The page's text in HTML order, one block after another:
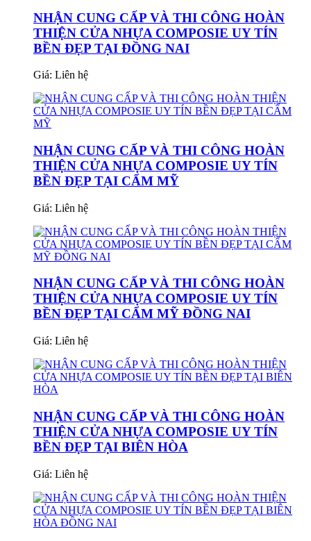
NHẬN CUNG CẤP VÀ THI CÔNG HOÀN
THIỆN CỬA NHỰA COMPOSIE UY TÍN
BỀN ĐẸP TẠI ĐỒNG NAI
Giá: Liên hệ
NHẬN CUNG CẤP VÀ THI CÔNG HOÀN
THIỆN CỬA NHỰA COMPOSIE UY TÍN
BỀN ĐẸP TẠI CẨM MỸ
Giá: Liên hệ
NHẬN CUNG CẤP VÀ THI CÔNG HOÀN
THIỆN CỬA NHỰA COMPOSIE UY TÍN
BỀN ĐẸP TẠI CẨM MỸ ĐỒNG NAI
Giá: Liên hệ
NHẬN CUNG CẤP VÀ THI CÔNG HOÀN
THIỆN CỬA NHỰA COMPOSIE UY TÍN
BỀN ĐẸP TẠI BIÊN HÒA
Giá: Liên hệ